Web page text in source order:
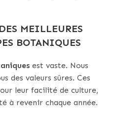
MEILLEURES
BOTANIQUES
est vaste. Nous
des valeurs sûres. Ces
leur facilité de culture,
à revenir chaque année.